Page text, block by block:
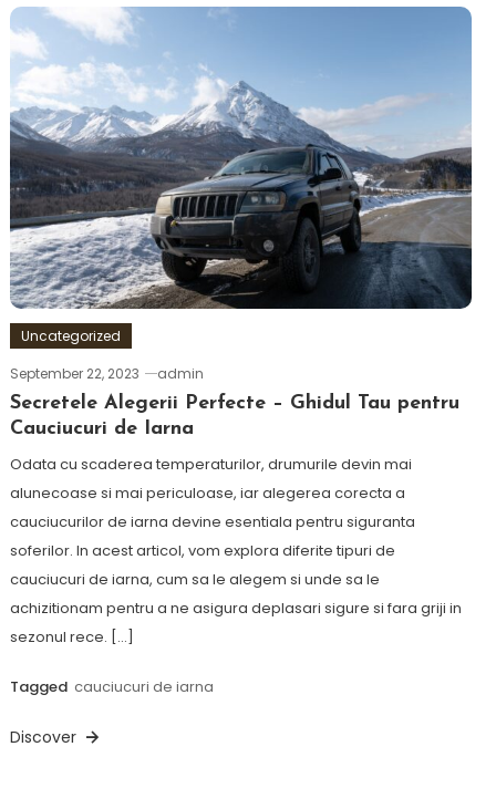
Uncategorized
September 22, 2023
admin
Secretele Alegerii Perfecte – Ghidul Tau pentru
Cauciucuri de Iarna
Odata cu scaderea temperaturilor, drumurile devin mai
alunecoase si mai periculoase, iar alegerea corecta a
cauciucurilor de iarna devine esentiala pentru siguranta
soferilor. In acest articol, vom explora diferite tipuri de
cauciucuri de iarna, cum sa le alegem si unde sa le
achizitionam pentru a ne asigura deplasari sigure si fara griji in
sezonul rece. […]
Tagged cauciucuri de iarna
Discover